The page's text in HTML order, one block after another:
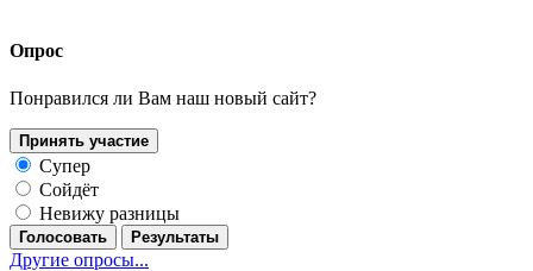
Опрос
Понравился ли Вам наш новый сайт?
Принять участие
Супер
Сойдёт
Невижу разницы
Голосовать Результаты
Другие опросы...